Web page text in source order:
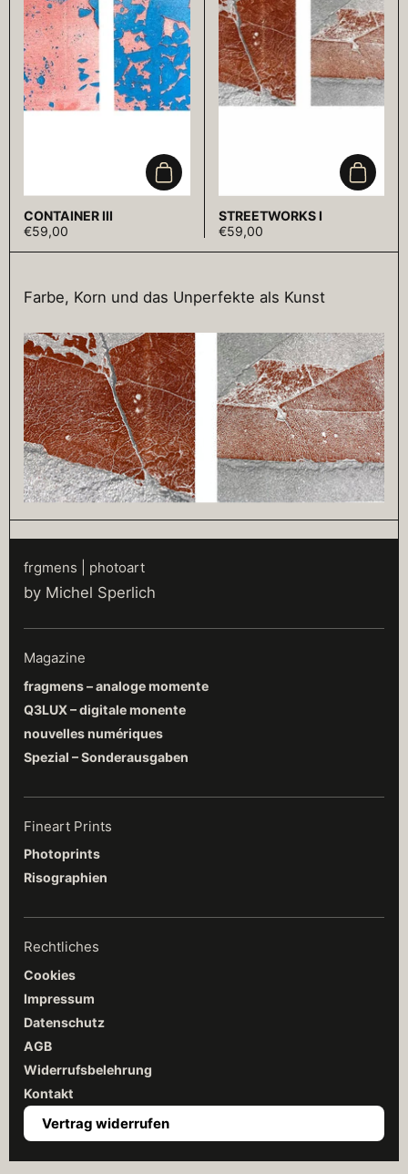
In den Warenkorb
CONTAINER III
€59,00
In den
STREETWORKS I
€59,00
Farbe, Korn und das Unperfekte als Kunst
frgmens | photoart
by Michel Sperlich
Magazine
fragmens – analoge momente
Q3LUX – digitale monente
nouvelles numériques
Spezial – Sonderausgaben
Fineart Prints
Photoprints
Risographien
Rechtliches
Cookies
Impressum
Datenschutz
AGB
Widerrufsbelehrung
Kontakt
Vertrag widerrufen